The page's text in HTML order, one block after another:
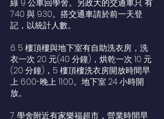
綠 9 公車回學舍。另政大的交通車只 有
7:40 與 9:30。搭交通車請於前一天登
記，以統計人數。
6. 5 樓頂樓與地下室有自助洗衣房，洗
衣一次 20 元(40 分鐘)，烘乾一次 10 元
(20 分鐘)，5 樓頂樓洗衣房開放時間早
上 6:00-晚上 11:00。地下室 24 小時開
放。
7. 學舍附近有家樂福超市，營業時間早